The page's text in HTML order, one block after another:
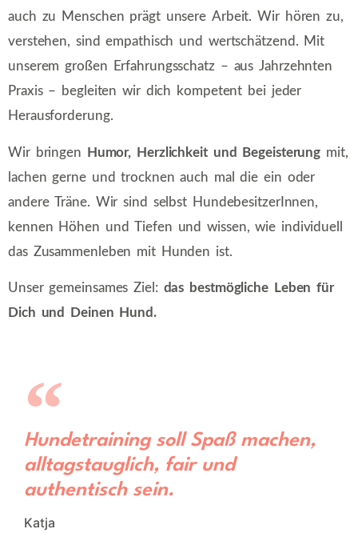
auch zu Menschen prägt unsere Arbeit. Wir hören zu,
verstehen, sind empathisch und wertschätzend. Mit
unserem großen Erfahrungsschatz – aus Jahrzehnten
Praxis – begleiten wir dich kompetent bei jeder
Herausforderung.
Wir bringen Humor, Herzlichkeit und Begeisterung mit,
lachen gerne und trocknen auch mal die ein oder
andere Träne. Wir sind selbst HundebesitzerInnen,
kennen Höhen und Tiefen und wissen, wie individuell
das Zusammenleben mit Hunden ist.
Unser gemeinsames Ziel: das bestmögliche Leben für
Dich und Deinen Hund.
Hundetraining soll Spaß machen,
alltagstauglich, fair und
authentisch sein.
Katja